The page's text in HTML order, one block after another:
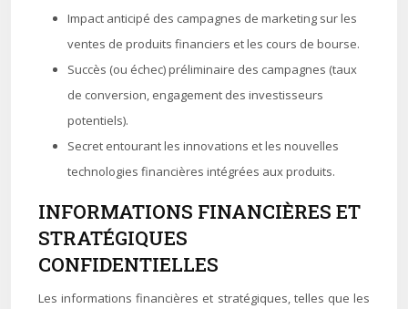
Impact anticipé des campagnes de marketing sur les
ventes de produits financiers et les cours de bourse.
Succès (ou échec) préliminaire des campagnes (taux
de conversion, engagement des investisseurs
potentiels).
Secret entourant les innovations et les nouvelles
technologies financières intégrées aux produits.
INFORMATIONS FINANCIÈRES ET
STRATÉGIQUES
CONFIDENTIELLES
Les informations financières et stratégiques, telles que les